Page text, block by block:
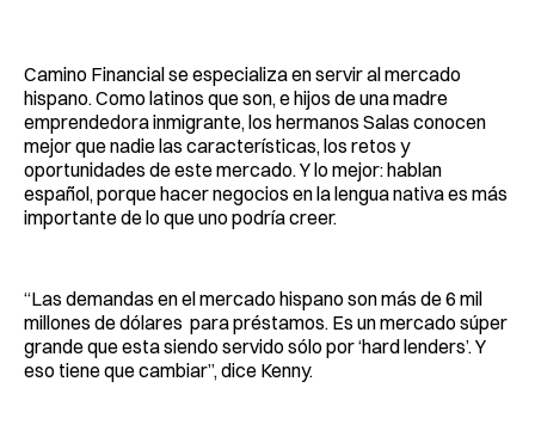
Camino Financial se especializa en servir al mercado
hispano. Como latinos que son, e hijos de una madre
emprendedora inmigrante, los hermanos Salas conocen
mejor que nadie las características, los retos y
oportunidades de este mercado. Y lo mejor: hablan
español, porque hacer negocios en la lengua nativa es más
importante de lo que uno podría creer.
“Las demandas en el mercado hispano son más de 6 mil
millones de dólares para préstamos. Es un mercado súper
grande que esta siendo servido sólo por ‘hard lenders’. Y
eso tiene que cambiar”, dice Kenny.